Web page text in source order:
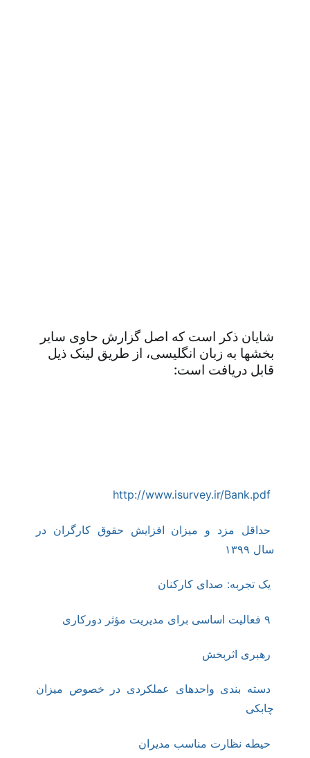
شایان ذکر است که اصل گزارش حاوی سایر
بخشها به زبان انگلیسی، از طریق لینک ذیل
قابل دریافت است:
http://www.isurvey.ir/Bank.pdf
حداقل مزد و میزان افزایش حقوق کارگران در
سال ۱۳۹۹
یک تجربه: صدای کارکنان
۹ فعالیت اساسی برای مدیریت مؤثر دورکاری
رهبری اثربخش
دسته بندی واحدهای عملکردی در خصوص میزان
چابکی
حیطه نظارت مناسب مدیران